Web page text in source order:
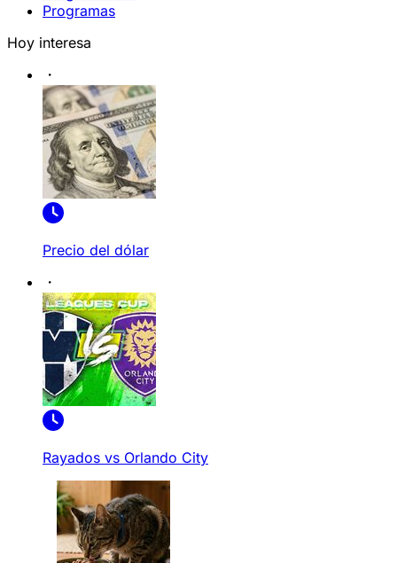
Programas
Hoy interesa
Precio del dólar
Rayados vs Orlando City